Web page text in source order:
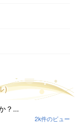
)
？...
2k件のビュー